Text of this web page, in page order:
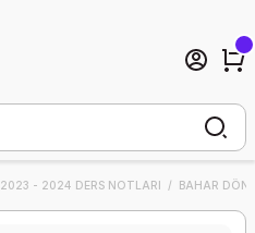
2023 - 2024 DERS NOTLARI BAHAR